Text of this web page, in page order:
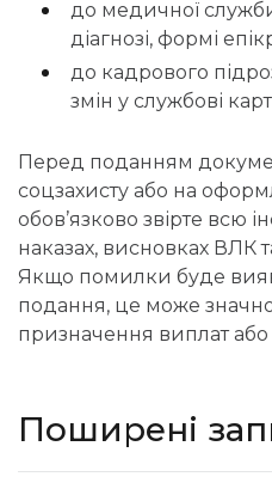
до медичної
діагнозі, формі
до кадрового
змін у службові
Перед поданням
соцзахисту або на
обов’язково звірте всю
наказах, висновках ВЛК
Якщо помилки буде
подання, це може значно
призначення виплат
Поширені